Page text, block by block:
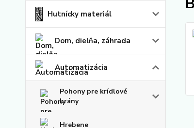
Hutnícky materiál
Dom, dielňa, záhrada
Automatizácia
Pohony pre krídlové
brány
Hrebene